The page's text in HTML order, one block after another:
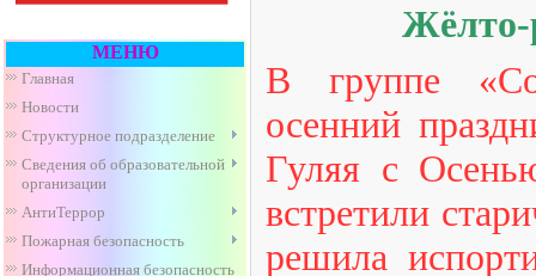
МЕНЮ
Главная
Новости
Структурное подразделение
Сведения об образовательной
организации
АнтиТеррор
Пожарная безопасность
Информационная безопасность
Жёлто-
В группе
осенний
Гуляя с
встретили
решила